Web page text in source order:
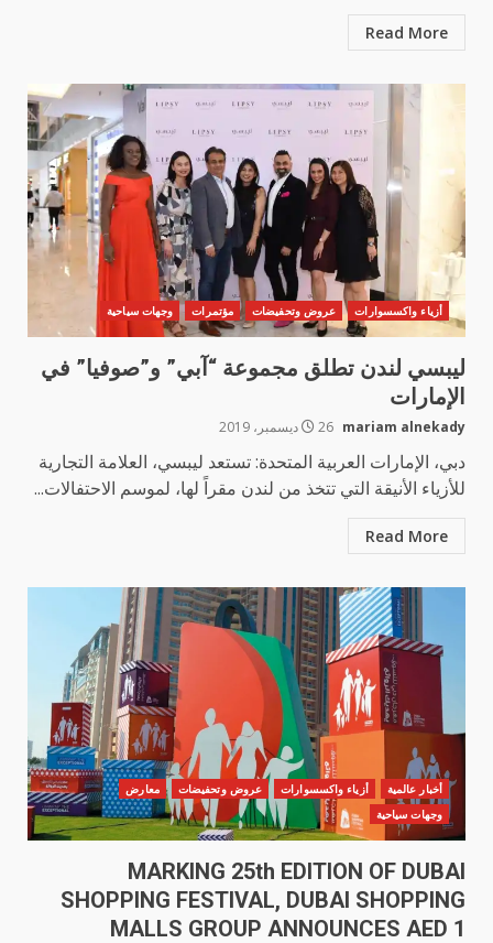
Read More
أزياء واكسسوارات عروض وتحفيضات مؤتمرات وجهات سياحية
ليبسي لندن تطلق مجموعة “آبي” و”صوفيا” في
الإمارات
mariam alnekady 26 ديسمبر، 2019
دبي، الإمارات العربية المتحدة: تستعد ليبسي، العلامة التجارية
للأزياء الأنيقة التي تتخذ من لندن مقراً لها، لموسم الاحتفالات...
Read More
أخبار عالمية أزياء واكسسوارات عروض وتحفيضات
معارض
وجهات سياحية
MARKING 25th EDITION OF DUBAI
SHOPPING FESTIVAL, DUBAI SHOPPING
MALLS GROUP ANNOUNCES AED 1